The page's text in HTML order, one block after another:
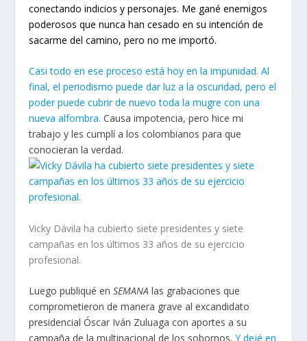
conectando indicios y personajes. Me gané enemigos
poderosos que nunca han cesado en su intención de
sacarme del camino, pero no me importó.
Casi todo en ese proceso está hoy en la impunidad. Al
final, el periodismo puede dar luz a la oscuridad, pero el
poder puede cubrir de nuevo toda la mugre con una
nueva alfombra.Causa impotencia, pero hice mi
trabajo y les cumplí a los colombianos para que
conocieran la verdad.
Vicky Dávila ha cubierto siete presidentes y siete
campañas en los últimos 33 años de su ejercicio
profesional.
Luego publiqué enSEMANA las grabaciones que
comprometieron de manera grave al excandidato
presidencial Óscar Iván Zuluaga con aportes a su
campaña de la multinacional de los sobornos. Y dejé en